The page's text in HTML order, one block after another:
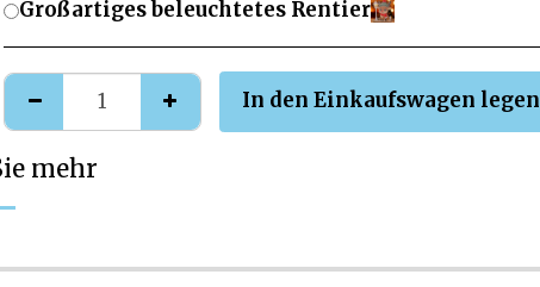
Großartiges beleuchtetes Rentier
In den Einkaufswagen legen
mehr